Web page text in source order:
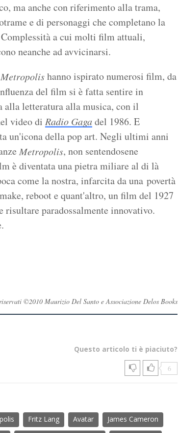
ma anche con riferimento alla trama,
e di personaggi che completano la
a cui molti film attuali,
neanche ad avvicinarsi.
Metropolishanno ispirato numerosi film, da
del film si è fatta sentire in
letteratura alla musica, con il
video di Radio Gagadel 1986. E
un'icona della pop art. Negli ultimi anni
Metropolis, non sentendosene
è diventata una pietra miliare al di là
come la nostra, infarcita da una povertà
reboot e quant'altro, un film del 1927
risultare paradossalmente innovativo.
©2010 Maurizio Del Santo e Associazione Delos Books
Questo articolo ti è piaciuto?
6
Fritz Lang Avatar
James Cameron